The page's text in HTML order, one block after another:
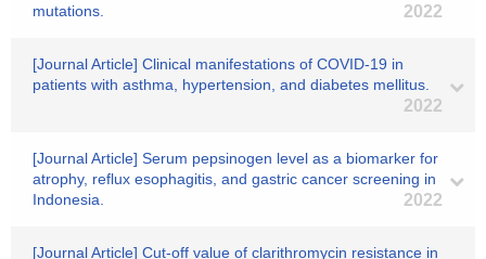
mutations.
2022
[Journal Article] Clinical manifestations of COVID-19 in
patients with asthma, hypertension, and diabetes mellitus.
2022
[Journal Article] Serum pepsinogen level as a biomarker for
atrophy, reflux esophagitis, and gastric cancer screening in
Indonesia.
2022
[Journal Article] Cut-off value of clarithromycin resistance in